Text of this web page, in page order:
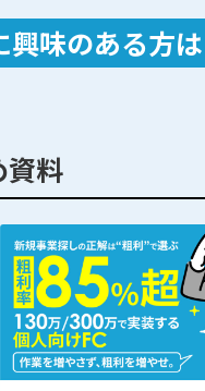
興味のある方は
資料